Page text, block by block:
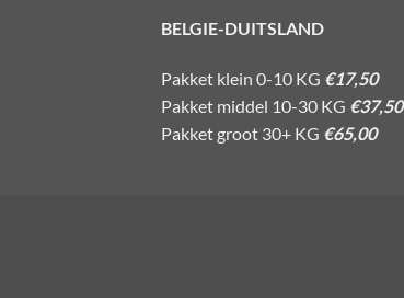
BELGIE-DUITSLAND
Pakket klein 0-10 KG €17,50
Pakket middel 10-30 KG €37,50
Pakket groot 30+ KG €65,00